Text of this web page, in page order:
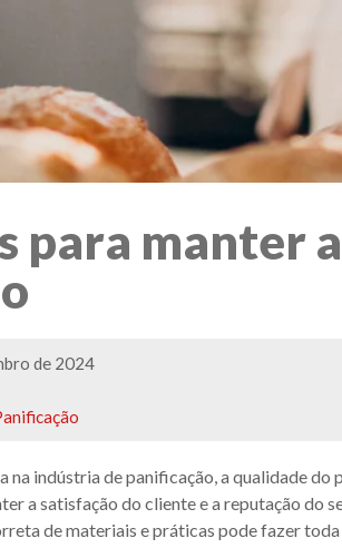
para manter
de 2024
na indústria de panificação, a qualidade do
a satisfação do cliente e a reputação do
de materiais e práticas pode fazer